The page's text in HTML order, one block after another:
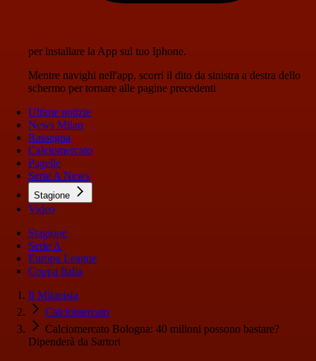
per installare la App sul tuo Iphone.
Mentre navighi nell'app, scorri il dito da sinistra a destra dello
schermo per tornare alle pagine precedenti
Ultime notizie
News Milan
Rassegna
Calciomercato
Pagelle
Serie A News
Stagione
Video
Stagione
Serie A
Europa League
Coppa Italia
Il Milanista
Calciomercato
Calciomercato Bologna: 40 milioni possono bastare?
Dipenderà da Sartori